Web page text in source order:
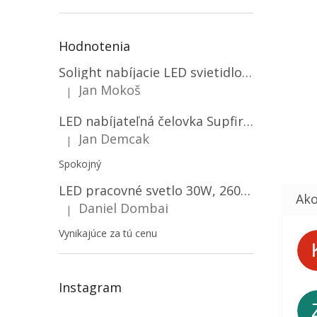
Hodnotenia
Solight nabíjacie LED svietidlo, 600lm, 2200mAh Li-Ion, USB nabíjanie [WN22]
Hodnotenie produktu je 5 z 5 hviezdičiek.
|
Jan Mokoš
LED nabíjateľná čelovka Supfire HL06, 3 módy + SOS + senzor, nabíjanie cez Micro-USB, 5W, 500lm, 300m
Hodnotenie produktu je 5 z 5 hviezdičiek.
| Jan Demcak
Spokojný
LED pracovné svetlo 30W, 2600LM, 12V/24V, IP67/2-PACK! [LB0087]
Hodnotenie produktu je 5 z 5 hviezdičiek.
| Daniel Dombai
Vynikajúce za tú cenu
Instagram